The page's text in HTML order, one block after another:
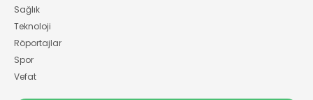
Sağlık
Teknoloji
Röportajlar
Spor
Vefat